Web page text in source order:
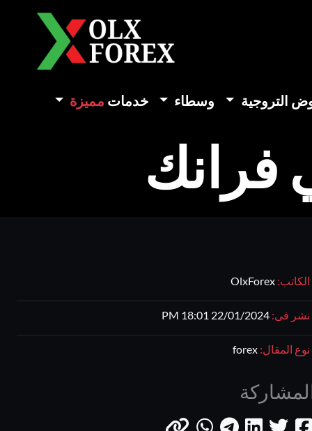
التروجية وسطاء خدمات مميزة
فرانك
الكاتب: OlxForex
نشر فى: 22/01/2024 18:01 PM
نوع المقال: forex